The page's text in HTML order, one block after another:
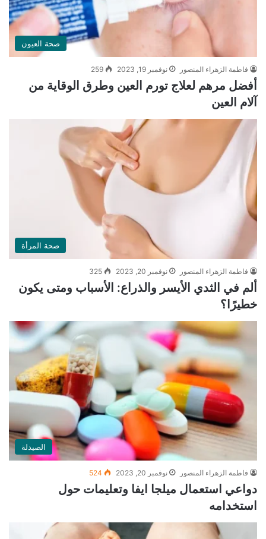
صحة العيون
فاطمة الزهراء المنصور نوفمبر 19, 2023 259
أفضل مرهم لعلاج تورم العين وطرق الوقاية من
آلام العين
صحة المرأة
فاطمة الزهراء المنصور نوفمبر 20, 2023 325
ألم في الثدي الأيسر والذراع: الأسباب ومتى يكون
خطيرًا؟
الصيدلة
فاطمة الزهراء المنصور نوفمبر 20, 2023 524
دواعي استعمال ميلجا ايفا وتعليمات حول
استخدامه